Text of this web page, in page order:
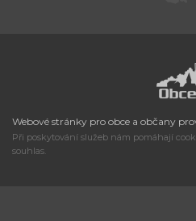
Webové stránky pro obce a občany
Při poskytování služeb nám pomáhají
souhlas.